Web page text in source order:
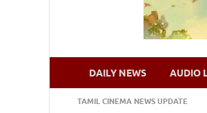
DAILY NEWS AUDIO
TAMIL CINEMA NEWS UPDATE